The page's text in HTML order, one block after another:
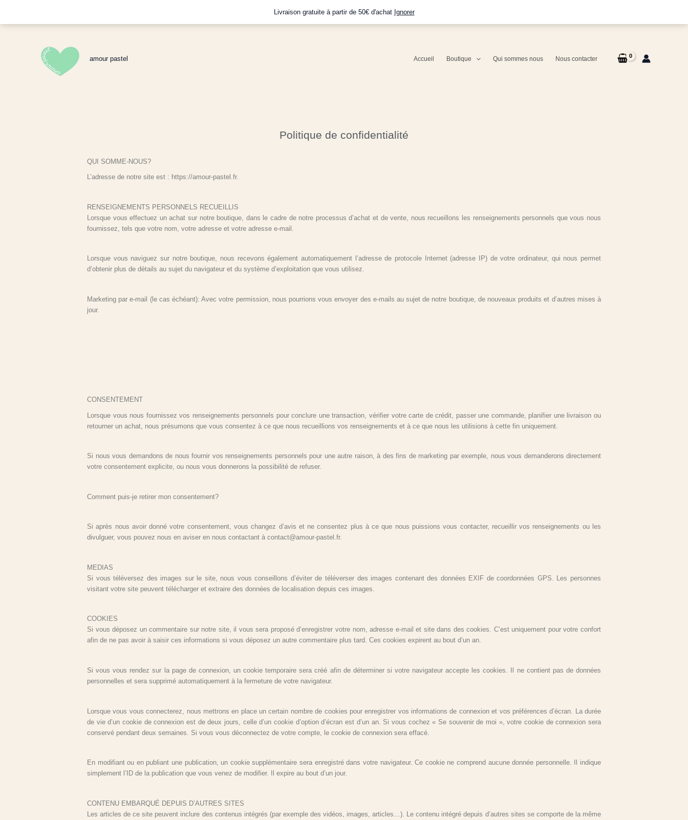
Livraison gratuite à partir de 50€ d'achat Ignorer
contenu
amour pastel Accueil Boutique Qui sommes nous Nous contacter
Politique de confidentialité
QUI SOMME-NOUS?
L’adresse de notre site est : https://amour-pastel.fr.
RENSEIGNEMENTS PERSONNELS RECUEILLIS
Lorsque vous effectuez un achat sur notre boutique, dans le cadre de notre processus d’achat et de vente, nous recueillons les renseignements personnels que vous nous
fournissez, tels que votre nom, votre adresse et votre adresse e-mail.
Lorsque vous naviguez sur notre boutique, nous recevons également automatiquement l’adresse de protocole Internet (adresse IP) de votre ordinateur, qui nous permet
d’obtenir plus de détails au sujet du navigateur et du système d’exploitation que vous utilisez.
Marketing par e-mail (le cas échéant): Avec votre permission, nous pourrions vous envoyer des e-mails au sujet de notre boutique, de nouveaux produits et d’autres mises à
jour.
CONSENTEMENT
Lorsque vous nous fournissez vos renseignements personnels pour conclure une transaction, vérifier votre carte de crédit, passer une commande, planifier une livraison ou
retourner un achat, nous présumons que vous consentez à ce que nous recueillions vos renseignements et à ce que nous les utilisions à cette fin uniquement.
Si nous vous demandons de nous fournir vos renseignements personnels pour une autre raison, à des fins de marketing par exemple, nous vous demanderons directement
votre consentement explicite, ou nous vous donnerons la possibilité de refuser.
Comment puis-je retirer mon consentement?
Si après nous avoir donné votre consentement, vous changez d’avis et ne consentez plus à ce que nous puissions vous contacter, recueillir vos renseignements ou les
divulguer, vous pouvez nous en aviser en nous contactant à contact@amour-pastel.fr.
MEDIAS
Si vous téléversez des images sur le site, nous vous conseillons d’éviter de téléverser des images contenant des données EXIF de coordonnées GPS. Les personnes
visitant votre site peuvent télécharger et extraire des données de localisation depuis ces images.
COOKIES
Si vous déposez un commentaire sur notre site, il vous sera proposé d’enregistrer votre nom, adresse e-mail et site dans des cookies. C’est uniquement pour votre confort
afin de ne pas avoir à saisir ces informations si vous déposez un autre commentaire plus tard. Ces cookies expirent au bout d’un an.
Si vous vous rendez sur la page de connexion, un cookie temporaire sera créé afin de déterminer si votre navigateur accepte les cookies. Il ne contient pas de données
personnelles et sera supprimé automatiquement à la fermeture de votre navigateur.
Lorsque vous vous connecterez, nous mettrons en place un certain nombre de cookies pour enregistrer vos informations de connexion et vos préférences d’écran. La durée
de vie d’un cookie de connexion est de deux jours, celle d’un cookie d’option d’écran est d’un an. Si vous cochez « Se souvenir de moi », votre cookie de connexion sera
conservé pendant deux semaines. Si vous vous déconnectez de votre compte, le cookie de connexion sera effacé.
En modifiant ou en publiant une publication, un cookie supplémentaire sera enregistré dans votre navigateur. Ce cookie ne comprend aucune donnée personnelle. Il indique
simplement l’ID de la publication que vous venez de modifier. Il expire au bout d’un jour.
CONTENU EMBARQUÉ DEPUIS D’AUTRES SITES
Les articles de ce site peuvent inclure des contenus intégrés (par exemple des vidéos, images, articles…). Le contenu intégré depuis d’autres sites se comporte de la même